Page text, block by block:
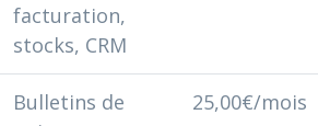
facturation,
stocks, CRM
Bulletins de
25,00€/mois